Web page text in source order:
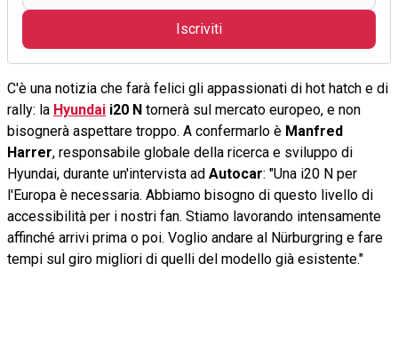
Iscriviti
C'è una notizia che farà felici gli appassionati di hot hatch e di
rally: la Hyundai i20 N tornerà sul mercato europeo, e non
bisognerà aspettare troppo. A confermarlo è Manfred
Harrer, responsabile globale della ricerca e sviluppo di
Hyundai, durante un'intervista ad Autocar: "Una i20 N per
l'Europa è necessaria. Abbiamo bisogno di questo livello di
accessibilità per i nostri fan. Stiamo lavorando intensamente
affinché arrivi prima o poi. Voglio andare al Nürburgring e fare
tempi sul giro migliori di quelli del modello già esistente."